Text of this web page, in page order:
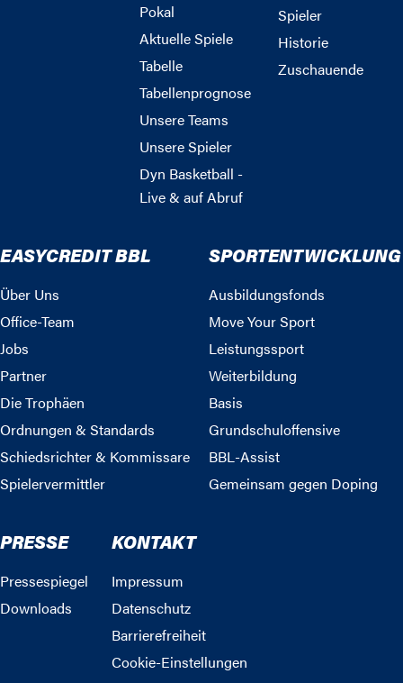
Pokal
Aktuelle Spiele
Tabelle
Tabellenprognose
Unsere Teams
Unsere Spieler
Dyn Basketball -
Live & auf Abruf
Spieler
Historie
Zuschauende
EASYCREDIT BBL
Über Uns
Office-Team
Jobs
Partner
Die Trophäen
Ordnungen & Standards
Schiedsrichter & Kommissare
Spielervermittler
SPORTENTWICKLUNG
Ausbildungsfonds
Move Your Sport
Leistungssport
Weiterbildung
Basis
Grundschuloffensive
BBL-Assist
Gemeinsam gegen Doping
PRESSE
Pressespiegel
Downloads
KONTAKT
Impressum
Datenschutz
Barrierefreiheit
Cookie-Einstellungen